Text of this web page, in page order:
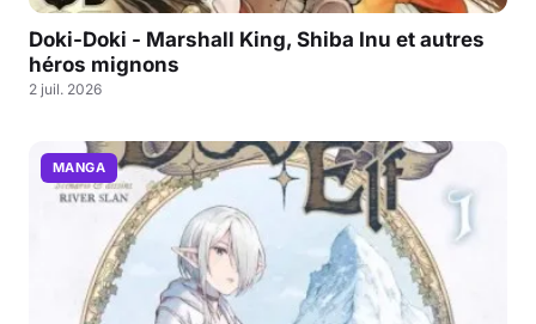
Doki-Doki - Marshall King, Shiba Inu et autres
héros mignons
2 juil. 2026
MANGA